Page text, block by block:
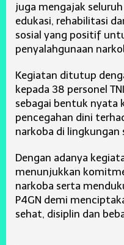
juga mengajak
edukasi, rehabilitasi
sosial yang positif
penyalahgunaan
Kegiatan ditutup
kepada 38 personel
sebagai bentuk nyata
pencegahan dini
narkoba di lingkungan
Dengan adanya
menunjukkan
narkoba serta
P4GN demi
sehat, disiplin dan